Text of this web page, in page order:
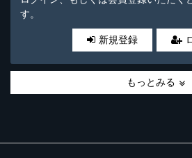
す。
新規登録
もっとみる